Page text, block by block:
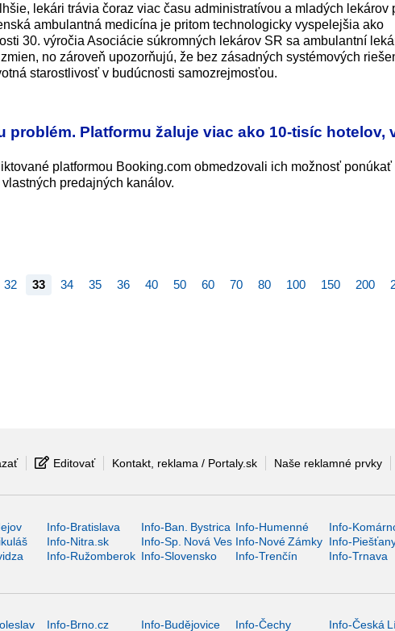
lekári trávia čoraz viac času administratívou a mladých lekárov
ambulantná medicína je pritom technologicky vyspelejšia ako
30. výročia Asociácie súkromných lekárov SR sa ambulantní
no zároveň upozorňujú, že bez zásadných systémových
starostlivosť v budúcnosti samozrejmosťou.
problém. Platformu žaluje viac ako 10-tisíc hotelov,
platformou Booking.com obmedzovali ich možnosť ponúkať
predajných kanálov.
32 33 34 35 36 40 50 60 70 80 100 150 200
Editovať Kontakt, reklama / Portaly.sk Naše reklamné prvky
Info-Bratislava Info-Ban. Bystrica Info-Humenné Info-
Info-Nitra.sk Info-Sp. Nová Ves Info-Nové Zámky Info-
Info-Ružomberok Info-Slovensko Info-Trenčín Info-Trnava
Info-Brno.cz Info-Budějovice Info-Čechy Info-Česká